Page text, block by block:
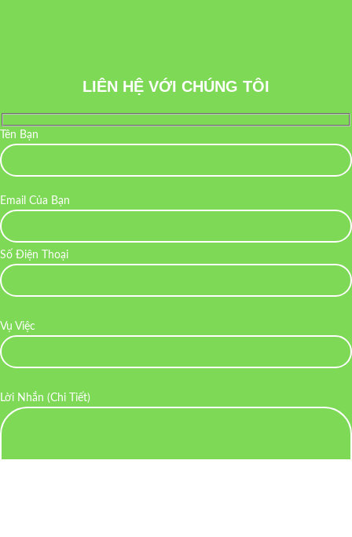
LIÊN HỆ VỚI CHÚNG TÔI
Tên Bạn
Email Của Bạn
Số Điện Thoại
Vụ Việc
Lời Nhắn (Chi Tiết)